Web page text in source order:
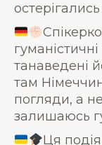
танаведені
там
погляди, а
залишаюсь
Ця